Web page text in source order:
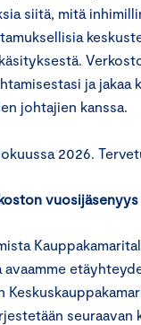
siitä, mitä
ja jakaa
johtajien kanssa.
2026.
vuosijäsenyys
avaamme
seuraavan